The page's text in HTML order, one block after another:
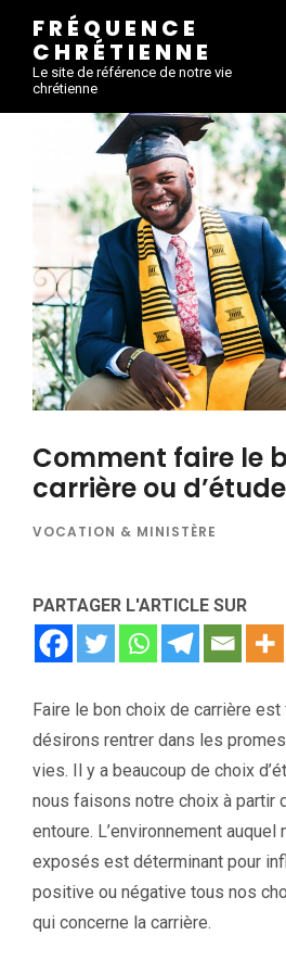
FRÉQUENCE
CHRÉTIENNE
Le site de référence de notre vie
chrétienne
Comment faire le
carrière ou
VOCATION & MINISTÈRE
PARTAGER L'ARTICLE SUR
Faire le bon choix de carrière
désirons rentrer dans les
vies. Il y a beaucoup de choix
nous faisons notre choix à partir
entoure. L’environnement auquel
exposés est déterminant pour
positive ou négative tous nos
qui concerne la carrière.